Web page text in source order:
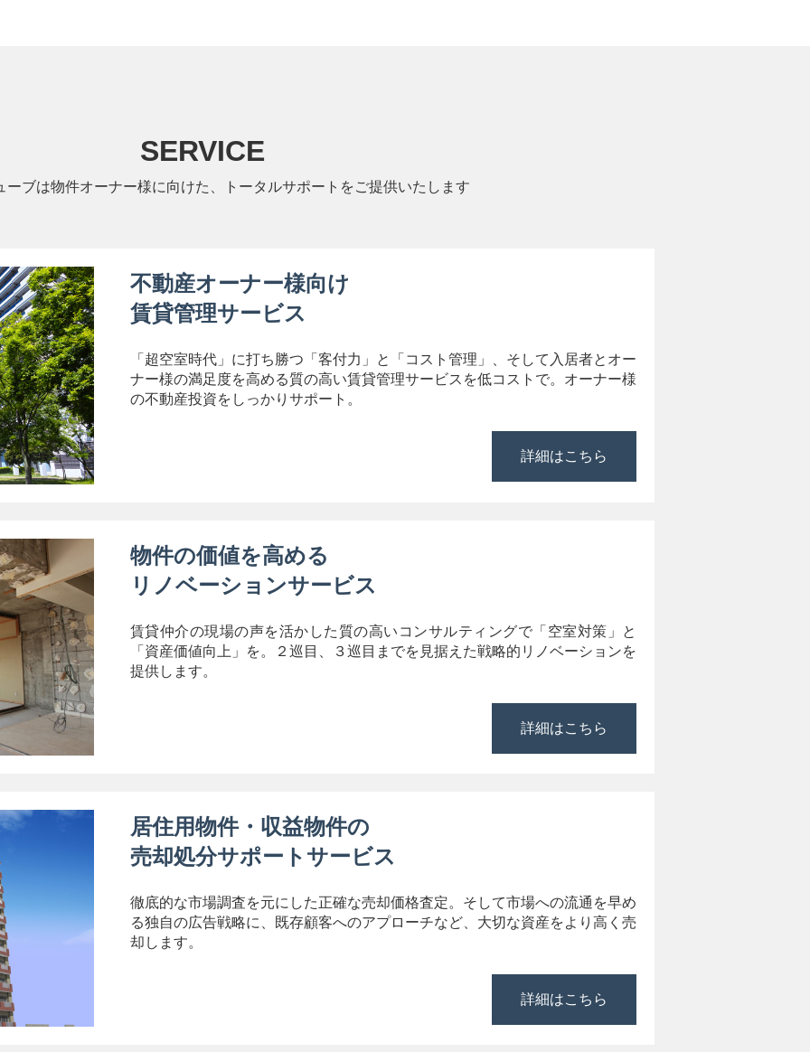
SERVICE
ーブは物件オーナー様に向けた、トータルサポートをご提供いたします
不動産オーナー様向け
賃貸管理サービス
「超空室時代」に打ち勝つ「客付力」と「コスト管理」、そして入居者とオー
ナー様の満足度を高める質の高い賃貸管理サービスを低コストで。オーナー様
の不動産投資をしっかりサポート。
詳細はこちら
物件の価値を高める
リノベーションサービス
賃貸仲介の現場の声を活かした質の高いコンサルティングで「空室対策」と
「資産価値向上」を。２巡目、３巡目までを見据えた戦略的リノベーションを
提供します。
詳細はこちら
居住用物件・収益物件の
売却処分サポートサービス
徹底的な市場調査を元にした正確な売却価格査定。そして市場への流通を早め
る独自の広告戦略に、既存顧客へのアプローチなど、大切な資産をより高く売
却します。
詳細はこちら